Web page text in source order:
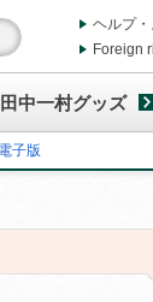
ヘルプ
Foreign
田中一村グッズ
子版